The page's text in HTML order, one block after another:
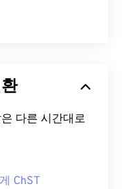
다른 시간대로
ChST